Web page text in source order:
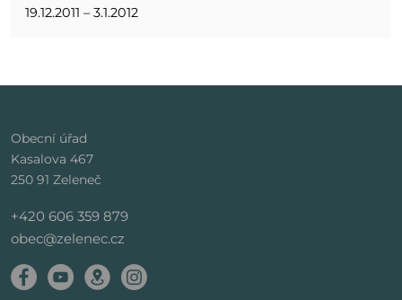
19.12.2011 – 3.1.2012
Obecní úřad
Kasalova 467
250 91 Zeleneč
+420 606 359 879
obec@zelenec.cz